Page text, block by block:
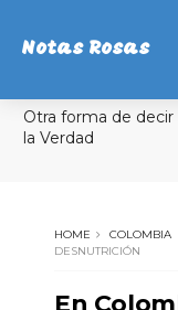
Notas Rosas
Otra forma de decir
la Verdad
HOME COLOMBIA
DESNUTRICIÓN
En